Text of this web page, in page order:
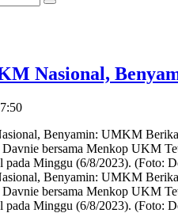
Nasional,
bersama Menkop UKM
pada Minggu (6/8/2023). (Foto:
bersama Menkop UKM
pada Minggu (6/8/2023). (Foto: